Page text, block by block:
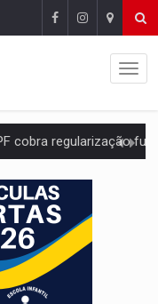
2ª Feira Rondônia Empreendedora segue no Espaço
da Seinfra de Porto Velho pede
consultas e exames especializados durante
movimentar R$ 8,5 bilhões e RO
Praça organiza celebração gratuita